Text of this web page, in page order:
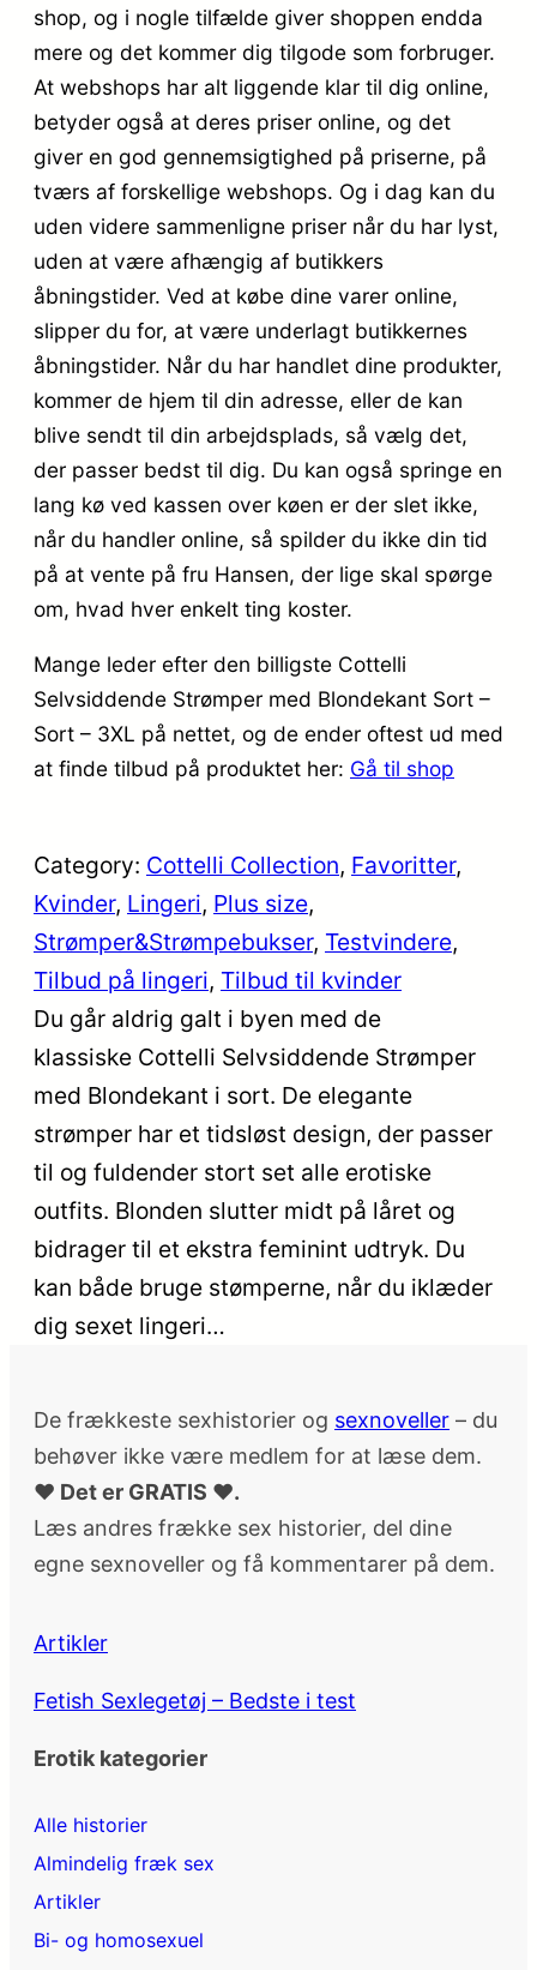
shop, og i nogle tilfælde giver shoppen endda
mere og det kommer dig tilgode som forbruger.
At webshops har alt liggende klar til dig online,
betyder også at deres priser online, og det
giver en god gennemsigtighed på priserne, på
tværs af forskellige webshops. Og i dag kan du
uden videre sammenligne priser når du har lyst,
uden at være afhængig af butikkers
åbningstider. Ved at købe dine varer online,
slipper du for, at være underlagt butikkernes
åbningstider. Når du har handlet dine produkter,
kommer de hjem til din adresse, eller de kan
blive sendt til din arbejdsplads, så vælg det,
der passer bedst til dig. Du kan også springe en
lang kø ved kassen over køen er der slet ikke,
når du handler online, så spilder du ikke din tid
på at vente på fru Hansen, der lige skal spørge
om, hvad hver enkelt ting koster.
Mange leder efter den billigste Cottelli
Selvsiddende Strømper med Blondekant Sort –
Sort – 3XL på nettet, og de ender oftest ud med
at finde tilbud på produktet her: Gå til shop
Category: Cottelli Collection, Favoritter
Kvinder, Lingeri, Plus size
Strømper&Strømpebukser, Testvindere
Tilbud på lingeri, Tilbud til kvinder
Du går aldrig galt i byen med de
klassiske Cottelli Selvsiddende Strømper
med Blondekant i sort. De elegante
strømper har et tidsløst design, der passer
til og fuldender stort set alle erotiske
outfits. Blonden slutter midt på låret og
bidrager til et ekstra feminint udtryk. Du
kan både bruge stømperne, når du iklæder
dig sexet lingeri…
De frækkeste sexhistorier og sexnoveller – du
behøver ikke være medlem for at læse dem.
♥ Det er GRATIS ♥.
Læs andres frække sex historier, del dine
egne sexnoveller og få kommentarer på dem.
Artikler
Fetish Sexlegetøj – Bedste i test
Erotik kategorier
Alle historier
Almindelig fræk sex
Artikler
Bi- og homosexuel